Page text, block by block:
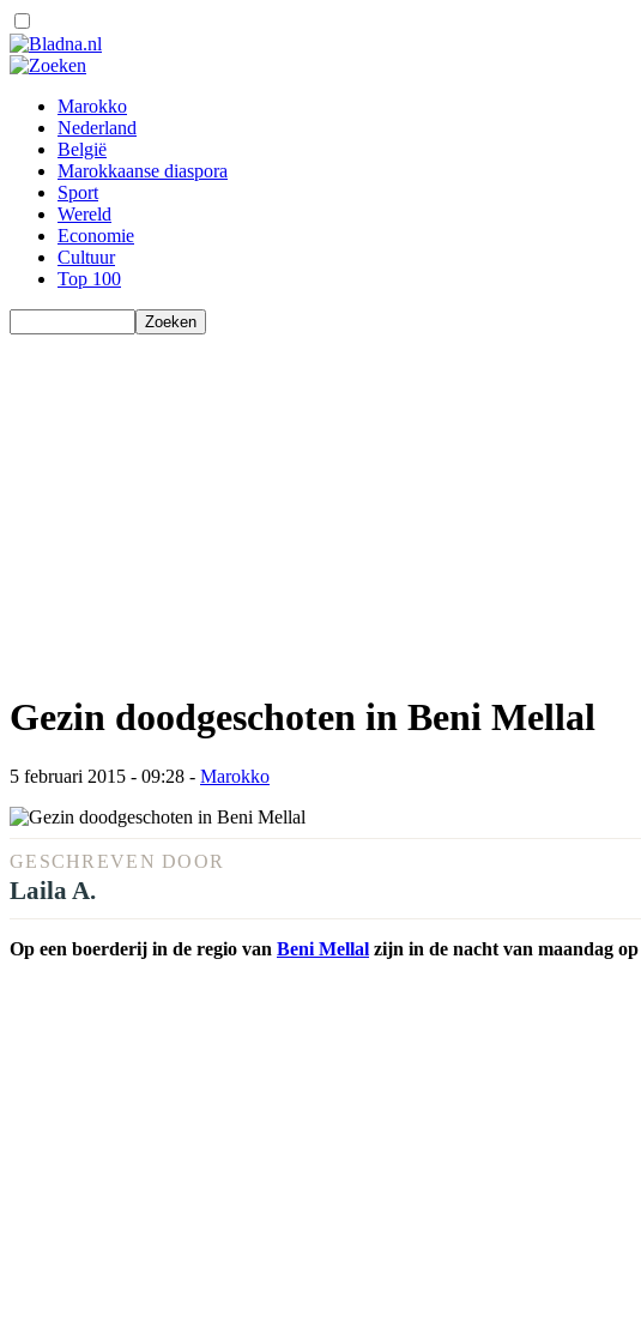
Marokko
Nederland
België
Marokkaanse diaspora
Sport
Wereld
Economie
Cultuur
Top 100
Gezin doodgeschoten in Beni Mellal
5 februari 2015 - 09:28 - Marokko
GESCHREVEN DOOR
Laila A.
Op een boerderij in de regio van Beni Mellal zijn in de nacht van maandag